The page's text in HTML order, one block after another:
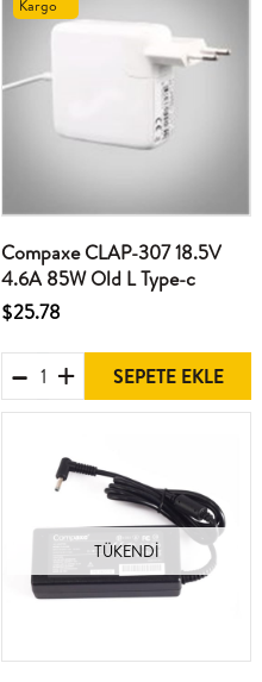
Compaxe CLAP-307 18.5V
4.6A 85W Old L Type-c
$25.78
SEPETE EKLE
Kargo
TÜKENDI